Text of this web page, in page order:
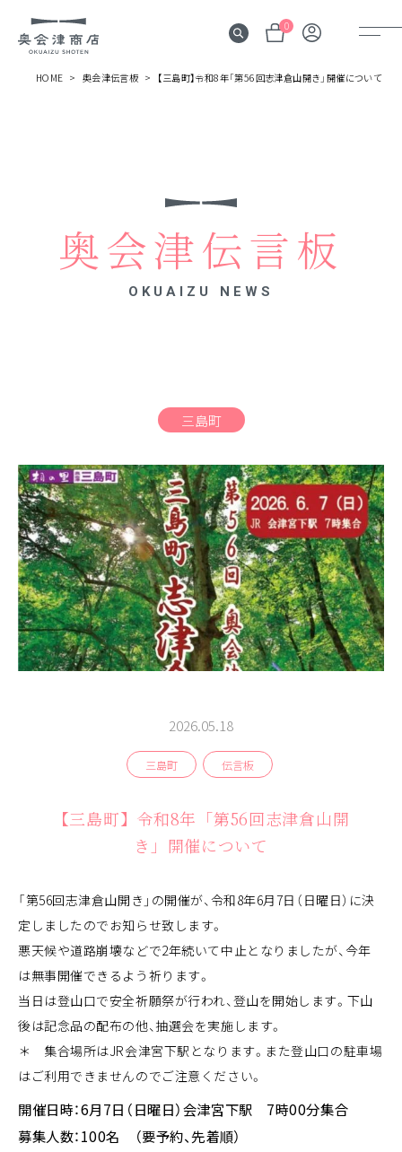
0
見所
よむ
検索
ABOUT
相談窓口
アクセス
お問い合わせ
HOME 奥会津伝言板 【三島町】令和8年「第56回志津倉山開き」開催について
奥会津伝言板
OKUAIZU NEWS
三島町
2026.05.18
三島町 伝言板
【三島町】令和8年「第56回志津倉山開
き」開催について
「第56回志津倉山開き」の開催が、令和8年6月7日（日曜日）に決
定しましたのでお知らせ致します。
悪天候や道路崩壊などで2年続いて中止となりましたが、今年
は無事開催できるよう祈ります。
当日は登山口で安全祈願祭が行われ、登山を開始します。下山
後は記念品の配布の他、抽選会を実施します。
＊ 集合場所はJR会津宮下駅となります。また登山口の駐車場
はご利用できませんのでご注意ください。
開催日時：6月7日（日曜日）会津宮下駅 7時00分集合
募集人数：100名 （要予約、先着順）